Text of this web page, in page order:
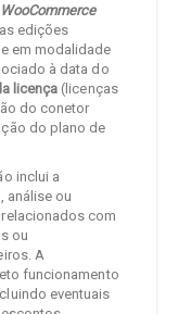
edições
em modalidade
à data do
licença (licenças
do conetor
do plano de
inclui a
análise ou
com
ou
A
funcionamento
eventuais